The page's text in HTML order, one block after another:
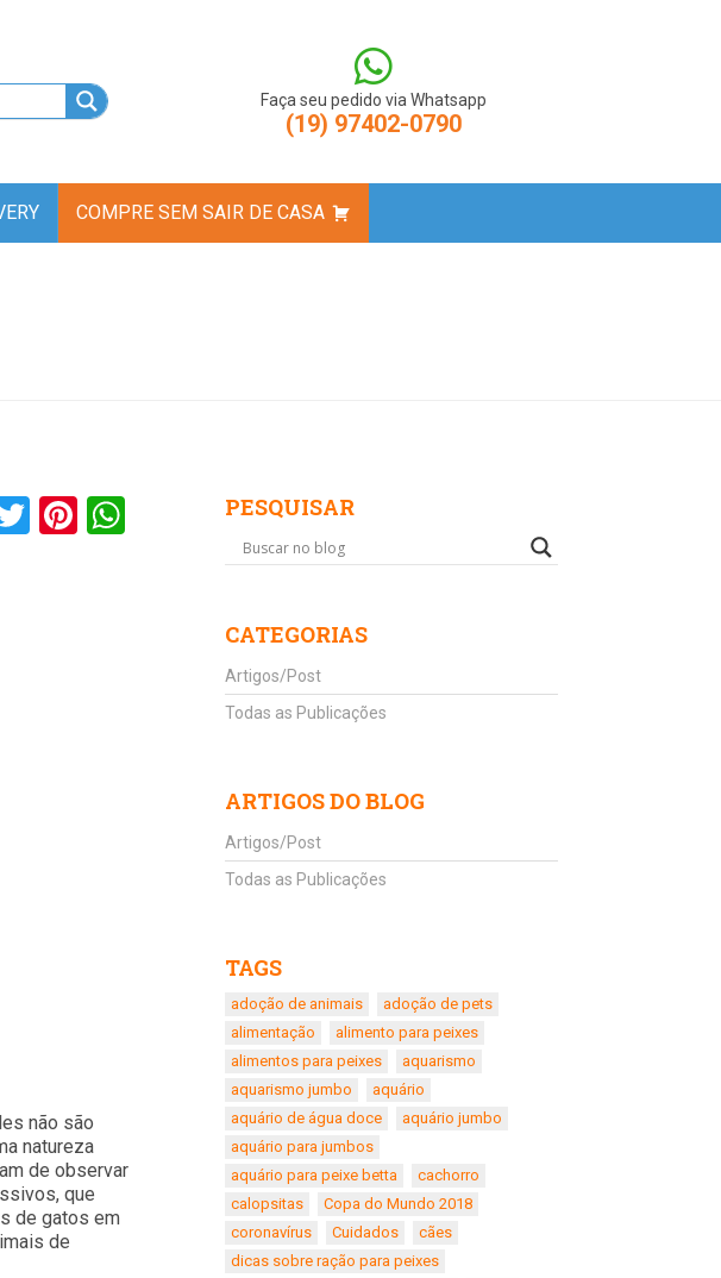
Faça seu pedido via Whatsapp
(19) 97402-0790
COMPRE SEM SAIR DE CASA
TwitterPinterestWhatsApp
não são
natureza
de observar
que
de gatos em
de
PESQUISAR
CATEGORIAS
Artigos/Post
Todas as Publicações
ARTIGOS DO BLOG
Artigos/Post
Todas as Publicações
TAGS
adoção de animais
adoção de pets
alimentação
alimento para peixes
alimentos para peixes
aquarismo
aquarismo jumbo
aquário
aquário de água doce
aquário jumbo
aquário para jumbos
aquário para peixe betta
cachorro
calopsitas
Copa do Mundo 2018
coronavírus
Cuidados
cães
dicas sobre ração para peixes